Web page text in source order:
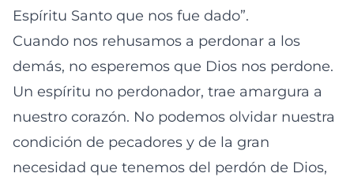
Espíritu Santo que nos fue dado”.
Cuando nos rehusamos a perdonar a los
demás, no esperemos que Dios nos perdone.
Un espíritu no perdonador, trae amargura a
nuestro corazón. No podemos olvidar nuestra
condición de pecadores y de la gran
necesidad que tenemos del perdón de Dios,